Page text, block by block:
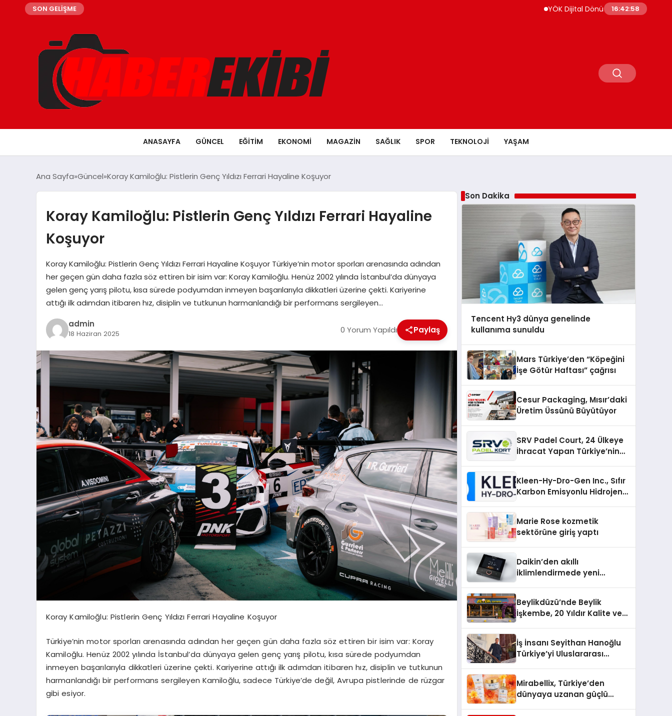
SON GELİŞME YÖK Dijital Dönüşüm İçin Bilişim Uzmanları
16:43:00
ANASAYFA GÜNCEL EĞITIM EKONOMI MAGAZIN SAĞLIK SPOR TEKNOLOJI YAŞAM
Ana Sayfa Güncel Koray Kamiloğlu: Pistlerin Genç Yıldızı Ferrari Hayaline Koşuyor
Koray Kamiloğlu: Pistlerin Genç Yıldızı Ferrari Hayaline
Koşuyor
Koray Kamiloğlu: Pistlerin Genç Yıldızı Ferrari Hayaline Koşuyor Türkiye’nin motor sporları arenasında adından
her geçen gün daha fazla söz ettiren bir isim var: Koray Kamiloğlu. Henüz 2002 yılında İstanbul’da dünyaya
gelen genç yarış pilotu, kısa sürede podyumdan inmeyen başarılarıyla dikkatleri üzerine çekti. Kariyerine
attığı ilk adımdan itibaren hız, disiplin ve tutkunun harmanlandığı bir performans sergileyen…
admin
18 Haziran 2025 0 Yorum Yapıldı Paylaş
Koray Kamiloğlu: Pistlerin Genç Yıldızı Ferrari Hayaline Koşuyor
Türkiye’nin motor sporları arenasında adından her geçen gün daha fazla söz ettiren bir isim var: Koray
Kamiloğlu. Henüz 2002 yılında İstanbul’da dünyaya gelen genç yarış pilotu, kısa sürede podyumdan
inmeyen başarılarıyla dikkatleri üzerine çekti. Kariyerine attığı ilk adımdan itibaren hız, disiplin ve tutkunun
harmanlandığı bir performans sergileyen Kamiloğlu, sadece Türkiye’de değil, Avrupa pistlerinde de rüzgar
gibi esiyor.
Son Dakika
Tencent Hy3 dünya genelinde
kullanıma sunuldu
Mars Türkiye’den “Köpeğini
İşe Götür Haftası” çağrısı
Cesur Packaging, Mısır’daki
Üretim Üssünü Büyütüyor
SRV Padel Court, 24 Ülkeye
İhracat Yapan Türkiye’nin
Kleen-Hy-Dro-Gen Inc., Sıfır
Karbon Emisyonlu Hidrojen
Aldı
Marie Rose kozmetik
sektörüne giriş yaptı
Daikin’den akıllı
iklimlendirmede yeni
Beylikdüzü’nde Beylik
İşkembe, 20 Yıldır Kalite ve
İş İnsanı Seyithan Hanoğlu
Türkiye’yi Uluslararası
Mirabellix, Türkiye’den
dünyaya uzanan güçlü